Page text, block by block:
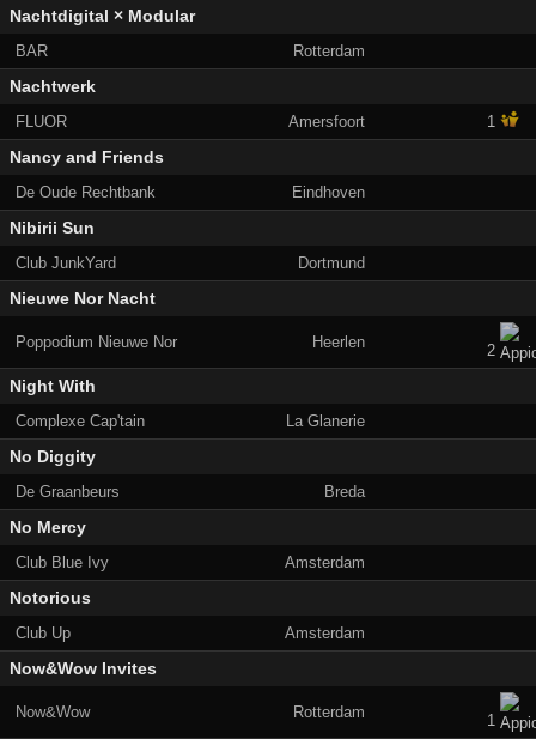
Nachtdigital × Modular
BAR Rotterdam
Nachtwerk
FLUOR Amersfoort 1
Nancy and Friends
De Oude Rechtbank Eindhoven
Nibirii Sun
Club JunkYard Dortmund
Nieuwe Nor Nacht
Poppodium Nieuwe Nor Heerlen 2
Night With
Complexe Cap'tain La Glanerie
No Diggity
De Graanbeurs Breda
No Mercy
Club Blue Ivy Amsterdam
Notorious
Club Up Amsterdam
Now&Wow Invites
Now&Wow Rotterdam 1